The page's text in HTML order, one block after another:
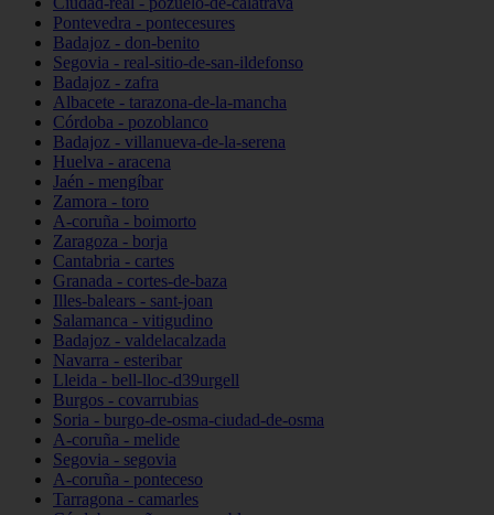
Pontevedra - pontecesures
Badajoz - don-benito
Segovia - real-sitio-de-san-ildefonso
Badajoz - zafra
Albacete - tarazona-de-la-mancha
Córdoba - pozoblanco
Badajoz - villanueva-de-la-serena
Huelva - aracena
Jaén - mengíbar
Zamora - toro
A-coruña - boimorto
Zaragoza - borja
Cantabria - cartes
Granada - cortes-de-baza
Illes-balears - sant-joan
Salamanca - vitigudino
Badajoz - valdelacalzada
Navarra - esteribar
Lleida - bell-lloc-d39urgell
Burgos - covarrubias
Soria - burgo-de-osma-ciudad-de-osma
A-coruña - melide
Segovia - segovia
A-coruña - ponteceso
Tarragona - camarles